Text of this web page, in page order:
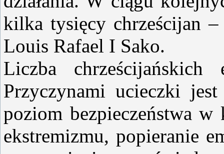
kilka tysięcy chrześcijan
Louis Rafael I Sako.
Liczba
Przyczynami ucieczki
poziom bezpieczeństwa
ekstremizmu, popieranie